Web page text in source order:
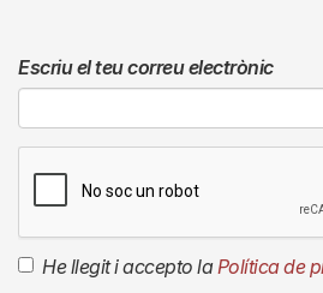
Escriu el teu correu electrònic
He llegit i accepto la Política de